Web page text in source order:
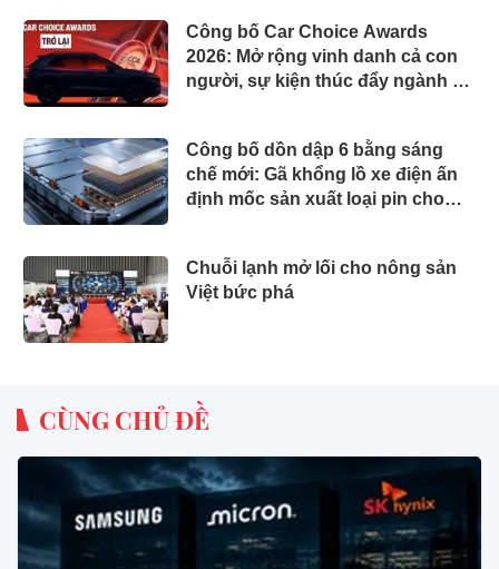
Công bố Car Choice Awards
2026: Mở rộng vinh danh cả con
người, sự kiện thúc đẩy ngành xe
Công bố dồn dập 6 bằng sáng
chế mới: Gã khổng lồ xe điện ấn
định mốc sản xuất loại pin cho
Chuỗi lạnh mở lối cho nông sản
Việt bức phá
CÙNG CHỦ ĐỀ